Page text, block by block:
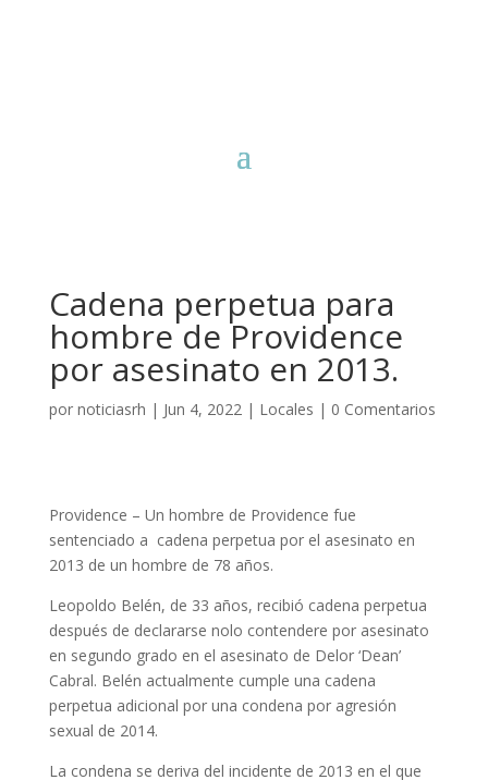
Cadena perpetua para
hombre de Providence
por asesinato en 2013.
por noticiasrh | Jun 4, 2022| Locales | 0 Comentarios
Providence – Un hombre de Providence fue
sentenciado a cadena perpetua por el asesinato en
2013 de un hombre de 78 años.
Leopoldo Belén, de 33 años, recibió cadena perpetua
después de declararse nolo contendere por asesinato
en segundo grado en el asesinato de Delor ‘Dean’
Cabral. Belén actualmente cumple una cadena
perpetua adicional por una condena por agresión
sexual de 2014.
La condena se deriva del incidente de 2013 en el que